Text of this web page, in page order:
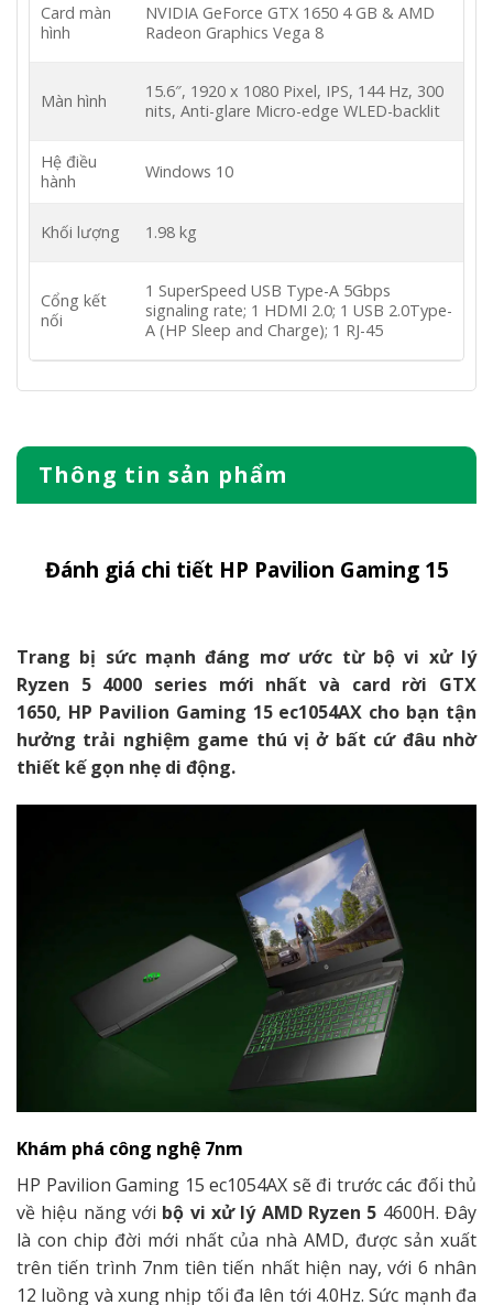
Thông tin sản phẩm
Đánh giá chi tiết HP Pavilion Gaming 15
Trang bị sức mạnh đáng mơ ước từ bộ vi xử lý
Ryzen 5 4000 series mới nhất và card rời GTX
1650, HP Pavilion Gaming 15 ec1054AX cho bạn tận
hưởng trải nghiệm game thú vị ở bất cứ đâu nhờ
thiết kế gọn nhẹ di động.
Khám phá công nghệ 7nm
HP Pavilion Gaming 15 ec1054AX sẽ đi trước các đối thủ
về hiệu năng với bộ vi xử lý AMD Ryzen 5 4600H. Đây
là con chip đời mới nhất của nhà AMD, được sản xuất
trên tiến trình 7nm tiên tiến nhất hiện nay, với 6 nhân
12 luồng và xung nhịp tối đa lên tới 4.0Hz. Sức mạnh đa
Card màn
hình
NVIDIA GeForce GTX 1650 4 GB & AMD
Radeon Graphics Vega 8
Màn hình
15.6″, 1920 x 1080 Pixel, IPS, 144 Hz, 300
nits, Anti-glare Micro-edge WLED-backlit
Hệ điều
hành
Windows 10
Khối lượng 1.98 kg
Cổng kết
nối
1 SuperSpeed USB Type-A 5Gbps
signaling rate; 1 HDMI 2.0; 1 USB 2.0Type-
A (HP Sleep and Charge); 1 RJ-45